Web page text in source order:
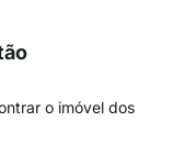
o imóvel dos